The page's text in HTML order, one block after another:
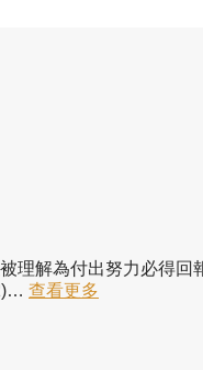
理解為付出努力必得
查看更多